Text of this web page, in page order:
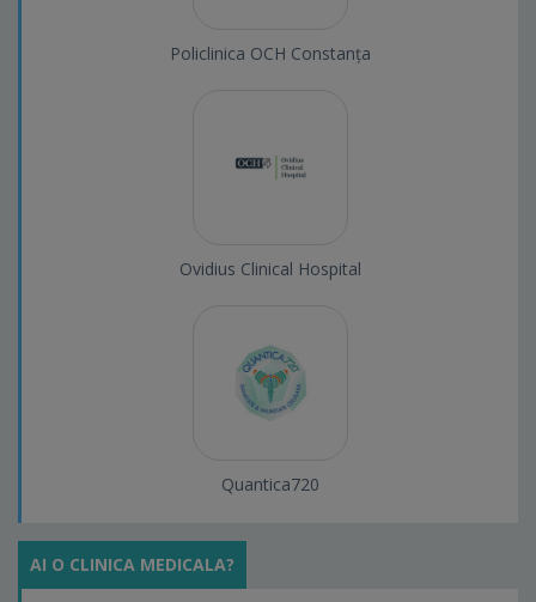
Policlinica OCH Constanța
Ovidius Clinical Hospital
Quantica720
AI O CLINICA MEDICALA?